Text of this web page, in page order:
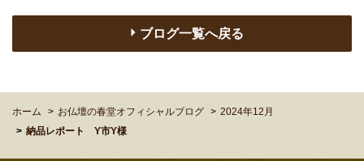
ブログ一覧へ戻る
ホーム お仏壇の春堂オフィシャルブログ
2024年12月
納品レポート Y市Y様